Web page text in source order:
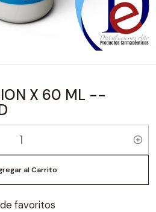
X 60 ML --
al Carrito
favoritos